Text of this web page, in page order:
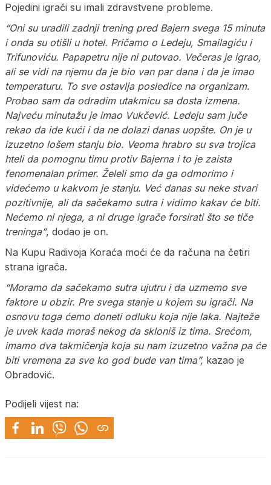
Pojedini igrači su imali zdravstvene probleme.
“Oni su uradili zadnji trening pred Bajern svega 15 minuta
i onda su otišli u hotel. Pričamo o Ledeju, Smailagiću i
Trifunoviću. Papapetru nije ni putovao. Večeras je igrao,
ali se vidi na njemu da je bio van par dana i da je imao
temperaturu. To sve ostavlja posledice na organizam.
Probao sam da odradim utakmicu sa dosta izmena.
Najveću minutažu je imao Vukčević. Ledeju sam juče
rekao da ide kući i da ne dolazi danas uopšte. On je u
izuzetno lošem stanju bio. Veoma hrabro su sva trojica
hteli da pomognu timu protiv Bajerna i to je zaista
fenomenalan primer. Želeli smo da ga odmorimo i
videćemo u kakvom je stanju. Već danas su neke stvari
pozitivnije, ali da sačekamo sutra i vidimo kakav će biti.
Nećemo ni njega, a ni druge igrače forsirati što se tiče
treninga”, dodao je on.
Na Kupu Radivoja Koraća moći će da računa na četiri
strana igrača.
“Moramo da sačekamo sutra ujutru i da uzmemo sve
faktore u obzir. Pre svega stanje u kojem su igrači. Na
osnovu toga ćemo doneti odluku koja nije laka. Najteže
je uvek kada moraš nekog da skloniš iz tima. Srećom,
imamo dva takmičenja koja su nam izuzetno važna pa će
biti vremena za sve ko god bude van tima”, kazao je
Obradović.
Podijeli vijest na: